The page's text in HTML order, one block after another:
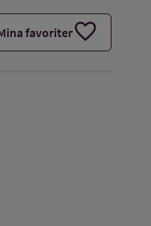
favoriterfavorite